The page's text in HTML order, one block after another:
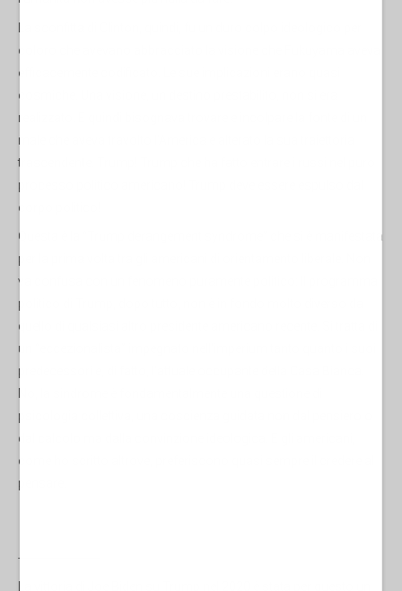
coloro che avevano abbracciato la visione che Fukuyama aveva
efficacemente codificato. Le sue implicazioni erano quasi
cosmiche. Una visione, un destino prestabilito, non si era
realizzato. E quindi bisognava trovare e incolpare la fonte di un
male che aveva travolto l'America e alterato la sua traiettoria
trascendente. Trump! Trump che ha fatto entrare i russi nel puro
processo politico americano! Trump deve essere espulso dal
corpo politico!
Questa è la “Trump derangement syndrome” che si è manifestata
per la prima volta tra gli americani di orientamento liberale. Non
va confusa con un fenomeno puramente politico: Il programma
politico di Trump, dopo tutto, non è in fondo molto diverso da
quello di qualsiasi altro presidente americano recente. Si tratta di
un “eccezionalista” impegnato nell'imperium tanto quanto i suoi
predecessori e, di fatto, l'attuale occupante della Casa Bianca.
psicologia collettiva, una coscienza guidata non dal pensiero o
dal calcolo ma dalla convinzione ideologica. E gli americani,
come ho scritto altrove, preferiscono quasi sempre il credere al
pensare.
-----------------------